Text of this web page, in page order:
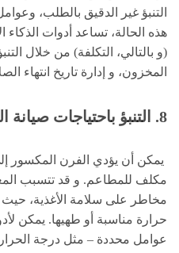
التنبؤ غير الدقيق بالطلب،
هذه الحالة، تساعد أدوات
(و بالتالي، التكلفة) من خلال
المخزون، و إدارة تاريخ انتهاء
8. التنبؤ باحتياجات صيانة
يمكن أن يؤدي الفرن
مكلف للمطاعم. و قد تتسبب
مخاطر على سلامة الأغذية،
حرارة مناسبة أو طهيها. يمكن
عوامل محددة – مثل درجة